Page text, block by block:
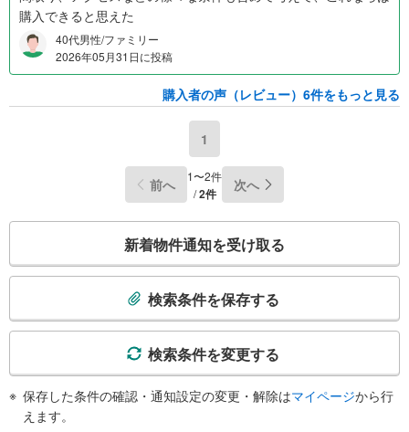
購入できると思えた
40代男性/ファミリー
2026年05月31日に投稿
購入者の声（レビュー）6件をもっと見る
1
前へ
1〜2件
/2件 次へ
検
件
通
知
新着物件通知を受け取る
検索条件を保存する
検索条件を変更する
保存した条件の確認・通知設定の変更・解除はマイページから行
えます。